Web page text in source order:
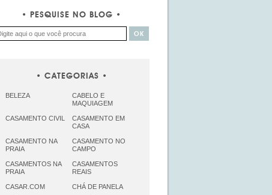
PESQUISE NO BLOG
CATEGORIAS
BELEZA
CABELO E
MAQUIAGEM
CASAMENTO CIVIL
CASAMENTO EM
CASA
CASAMENTO NA
PRAIA
CASAMENTO NO
CAMPO
CASAMENTOS NA
PRAIA
CASAMENTOS
REAIS
CASAR.COM CHÁ DE PANELA